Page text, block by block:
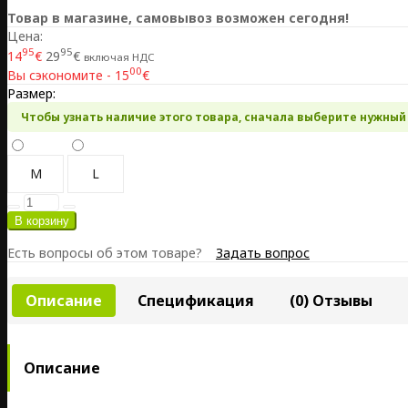
Товар в магазине, самовывоз возможен сегодня!
Цена:
1495€ 2995€ включая НДС
Вы сэкономите - 1500€
Размер:
Чтобы узнать наличие этого товара, сначала выберите
M L
Есть вопросы об этом товаре? Задать вопрос
Описание Спецификация (0) Отзывы
Описание